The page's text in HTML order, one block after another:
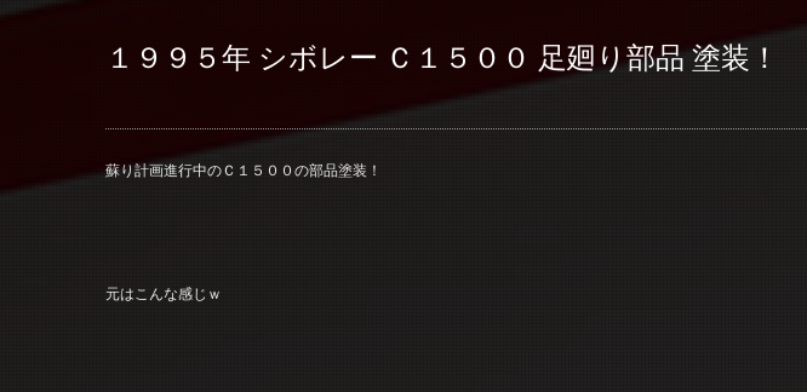
１９９５年 シボレー Ｃ１５００ 足廻り部品 塗装！
蘇り計画進行中のＣ１５００の部品塗装！
元はこんな感じｗ